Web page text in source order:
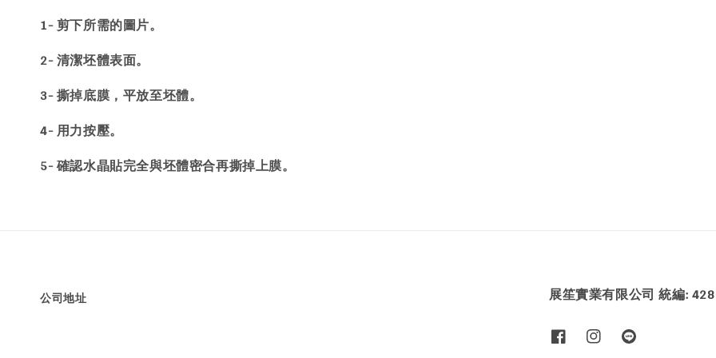
1- 剪下所需的圖片。
2- 清潔坯體表面。
3- 撕掉底膜，平放至坯體。
4- 用力按壓。
5- 確認水晶貼完全與坯體密合再撕掉上膜。
公司地址 展笙實業有限公司 統編: